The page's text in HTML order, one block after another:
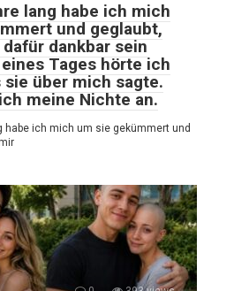
lang habe ich mich
und geglaubt,
dankbar sein
Tages hörte ich
sie über mich sagte.
meine Nichte an.
habe ich mich um sie gekümmert und